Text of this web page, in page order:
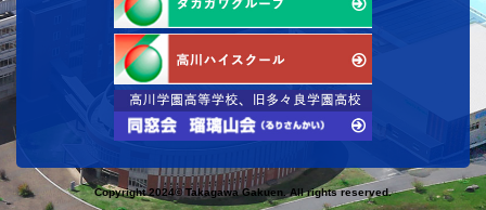
Copyright 2024© Takagawa Gakuen. All rights reserved.